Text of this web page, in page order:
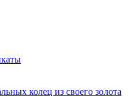
колец из своего золота